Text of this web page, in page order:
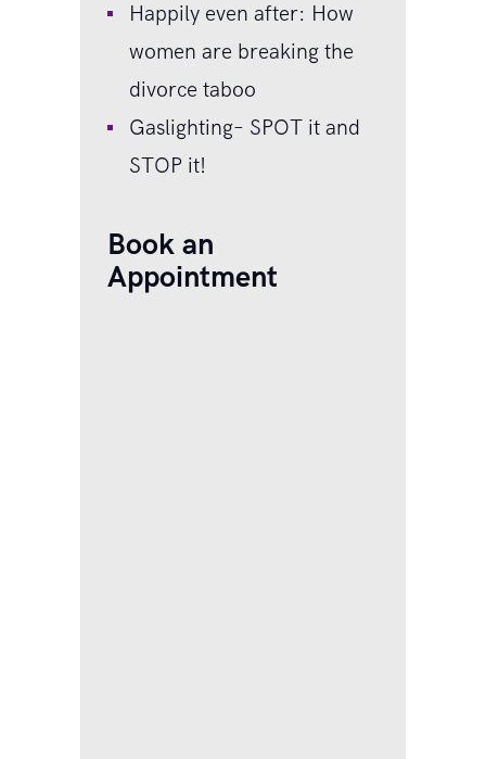
Happily even after: How
women are breaking the
divorce taboo
Gaslighting– SPOT it and
STOP it!
Book an
Appointment